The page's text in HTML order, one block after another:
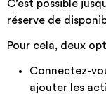
C’est possible
réserve de
Pour cela, deux
Connectez-
ajouter les